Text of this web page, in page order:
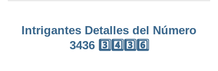
Intrigantes Detalles del Número
3436 3️⃣4️⃣3️⃣6️⃣